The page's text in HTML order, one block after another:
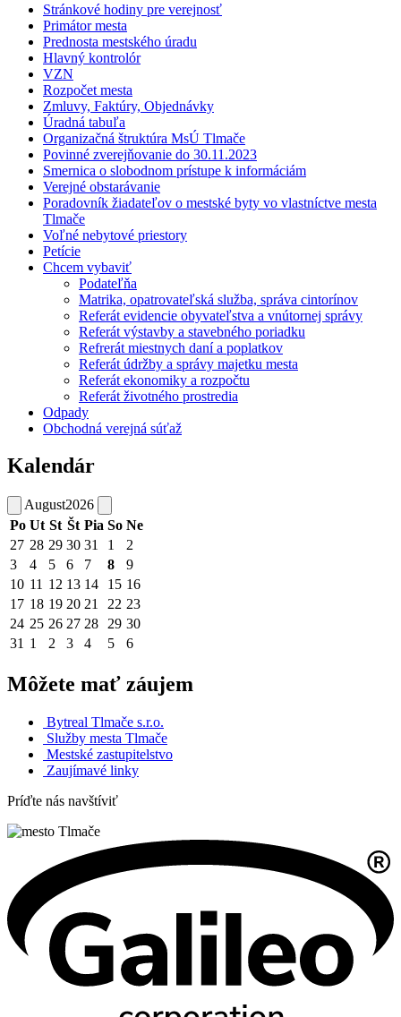
Stránkové hodiny pre verejnosť
Primátor mesta
Prednosta mestského úradu
Hlavný kontrolór
VZN
Rozpočet mesta
Zmluvy, Faktúry, Objednávky
Úradná tabuľa
Organizačná štruktúra MsÚ Tlmače
Povinné zverejňovanie do 30.11.2023
Smernica o slobodnom prístupe k informáciám
Verejné obstarávanie
Poradovník žiadateľov o mestské byty vo vlastníctve mesta
Tlmače
Voľné nebytové priestory
Petície
Chcem vybaviť
Podateľňa
Matrika, opatrovateľská služba, správa cintorínov
Referát evidencie obyvateľstva a vnútornej správy
Referát výstavby a stavebného poriadku
Refrerát miestnych daní a poplatkov
Referát údržby a správy majetku mesta
Referát ekonomiky a rozpočtu
Referát životného prostredia
Odpady
Obchodná verejná súťaž
Kalendár
August2026
Po Ut St Št Pia So Ne
27 28 29 30 31 1
2
3
4 5 6 7 8
9
10 11 12 13 14 15 16
17 18 19 20 21 22 23
24 25 26 27 28 29 30
31 1 2 3 4 5 6
Môžete mať záujem
Bytreal Tlmače s.r.o.
Služby mesta Tlmače
Mestské zastupitelstvo
Zaujímavé linky
Príďte nás navštíviť